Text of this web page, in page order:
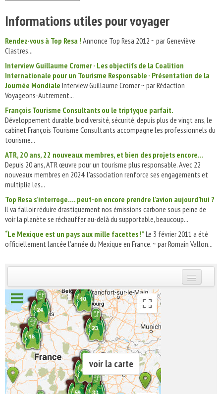
Informations utiles pour voyager
Rendez-vous à Top Resa ! Annonce Top Resa 2012 ~ par Geneviève
Clastres...
Interview Guillaume Cromer - Les objectifs de la Coalition
Internationale pour un Tourisme Responsable - Présentation de la
Journée Mondiale Interview Guillaume Cromer ~ par Rédaction
Voyageons-Autrement...
François Tourisme Consultants ou le triptyque parfait.
Développement durable, biodiversité, sécurité, depuis plus de vingt ans, le
cabinet François Tourisme Consultants accompagne les professionnels du
tourisme...
ATR, 20 ans, 22 nouveaux membres, et bien des projets encore…
Depuis 20 ans, ATR œuvre pour un tourisme plus responsable. Avec 22
nouveaux membres en 2024, l’association renforce ses engagements et
multiplie les...
Top Resa s’interroge…. peut-on encore prendre l’avion aujourd’hui ?
Il va falloir réduire drastiquement nos émissions carbone sous peine de
voir la planète se réchauffer au-delà du supportable, beaucoup...
“Le Mexique est un pays aux mille facettes !”Le 3 février 2011 a été
officiellement lancée l’année du Mexique en France. ~ par Romain Vallon...
INSCRIVEZ-VOUS | ABONNEZ-VOUS
voir la carte